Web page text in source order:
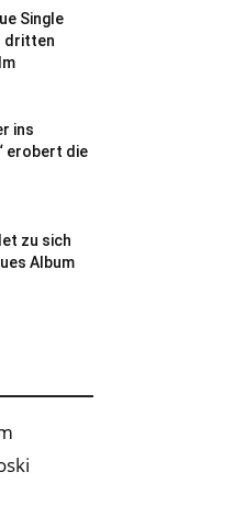
Single
dritten
ins
erobert die
zu sich
Album